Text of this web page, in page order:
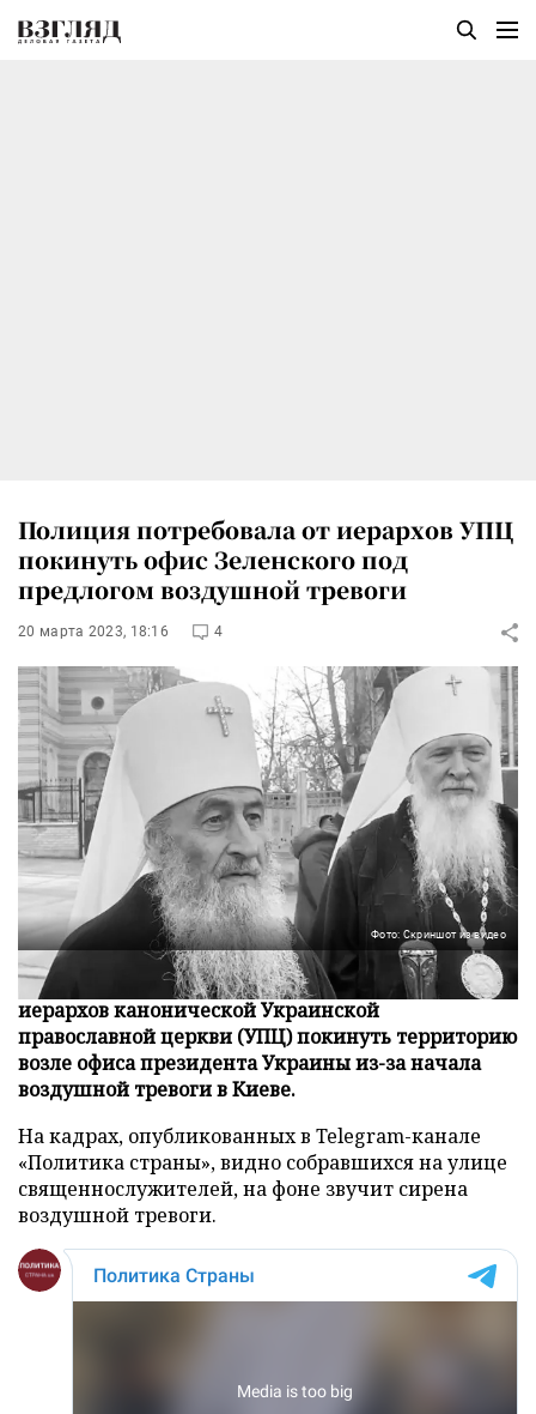
Полиция потребовала от иерархов УПЦ
покинуть офис Зеленского под
предлогом воздушной тревоги
20 марта 2023, 18:16 4
Фото: Скриншот из видео
Представители полиции потребовали от высших
иерархов канонической Украинской
православной церкви (УПЦ) покинуть территорию
возле офиса президента Украины из-за начала
воздушной тревоги в Киеве.
На кадрах, опубликованных в Telegram-канале
«Политика страны», видно собравшихся на улице
священнослужителей, на фоне звучит сирена
воздушной тревоги.